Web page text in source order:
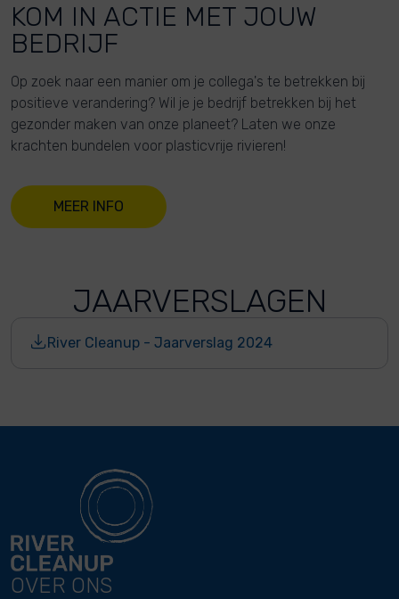
KOM IN ACTIE MET JOUW
BEDRIJF
Op zoek naar een manier om je collega's te betrekken bij
positieve verandering? Wil je je bedrijf betrekken bij het
gezonder maken van onze planeet? Laten we onze
krachten bundelen voor plasticvrije rivieren!
MEER INFO
JAARVERSLAGEN
River Cleanup - Jaarverslag 2024
OVER ONS